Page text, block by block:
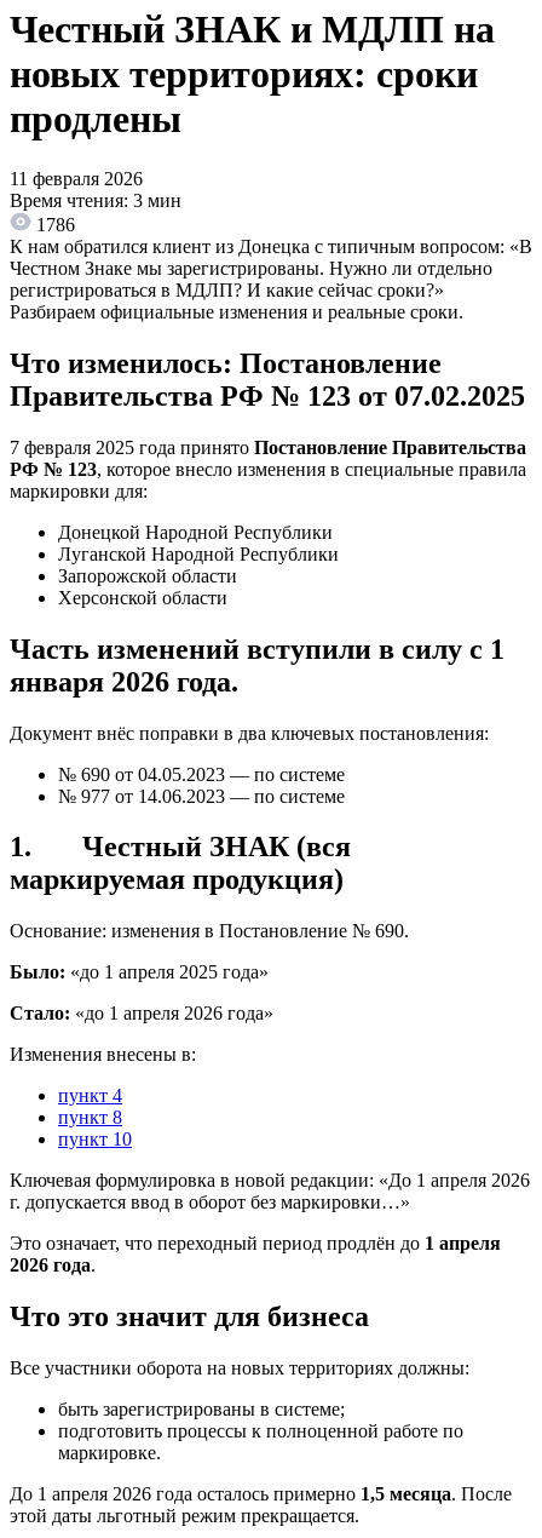
Честный ЗНАК и МДЛП на
новых территориях: сроки
продлены
11 февраля 2026
Время чтения: 3 мин
1786
К нам обратился клиент из Донецка с типичным вопросом: «В
Честном Знаке мы зарегистрированы. Нужно ли отдельно
регистрироваться в МДЛП? И какие сейчас сроки?»
Разбираем официальные изменения и реальные сроки.
Что изменилось: Постановление
Правительства РФ № 123 от 07.02.2025
7 февраля 2025 года принято Постановление Правительства
РФ № 123, которое внесло изменения в специальные правила
маркировки для:
Донецкой Народной Республики
Луганской Народной Республики
Запорожской области
Херсонской области
Часть изменений вступили в силу с 1
января 2026 года.
Документ внёс поправки в два ключевых постановления:
№ 690 от 04.05.2023 — по системе
№ 977 от 14.06.2023 — по системе
1. Честный ЗНАК (вся
маркируемая продукция)
Основание: изменения в Постановление № 690.
Было: «до 1 апреля 2025 года»
Стало: «до 1 апреля 2026 года»
Изменения внесены в:
пункт 4
пункт 8
пункт 10
Ключевая формулировка в новой редакции: «До 1 апреля 2026
г. допускается ввод в оборот без маркировки…»
Это означает, что переходный период продлён до 1 апреля
2026 года.
Что это значит для бизнеса
Все участники оборота на новых территориях должны:
быть зарегистрированы в системе;
подготовить процессы к полноценной работе по
маркировке.
До 1 апреля 2026 года осталось примерно 1,5 месяца. После
этой даты льготный режим прекращается.